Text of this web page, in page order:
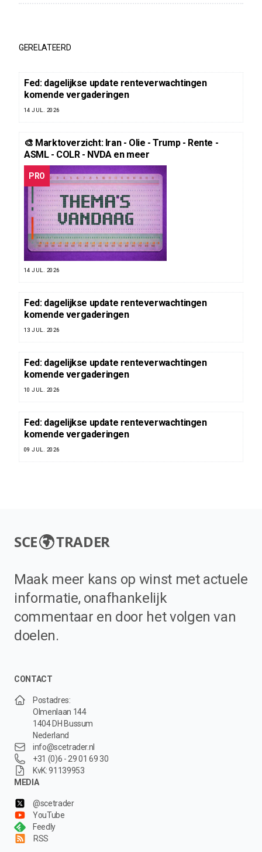
GERELATEERD
Fed: dagelijkse update renteverwachtingen
komende vergaderingen
14 JUL. 2026
🎨 Marktoverzicht: Iran - Olie - Trump - Rente -
ASML - COLR - NVDA en meer
PRO
14 JUL. 2026
Fed: dagelijkse update renteverwachtingen
komende vergaderingen
13 JUL. 2026
Fed: dagelijkse update renteverwachtingen
komende vergaderingen
10 JUL. 2026
Fed: dagelijkse update renteverwachtingen
komende vergaderingen
09 JUL. 2026
SCE TRADER
Maak meer kans op winst met actuele
informatie, onafhankelijk
commentaar en door het volgen van
doelen.
CONTACT
Postadres:
Olmenlaan 144
1404 DH Bussum
Nederland
info@scetrader.nl
+31 (0)6 - 29 01 69 30
KvK: 91139953
MEDIA
@scetrader
YouTube
Feedly
RSS